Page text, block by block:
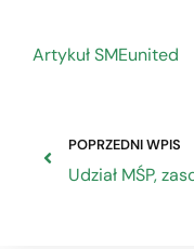
Artykuł SMEunited
POPRZEDNI WPIS